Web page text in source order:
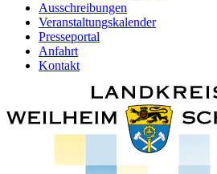
Ausschreibungen
Veranstaltungskalender
Presseportal
Anfahrt
Kontakt